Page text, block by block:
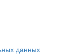
данных